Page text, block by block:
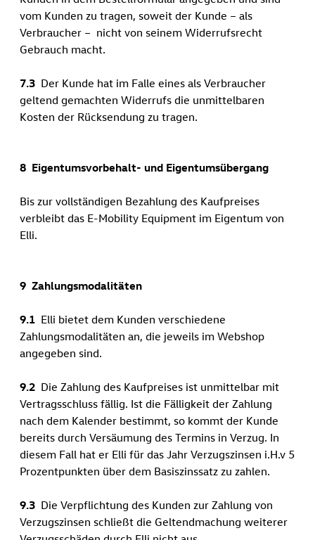
vom Kunden zu tragen, soweit der Kunde – als
Verbraucher – nicht von seinem Widerrufsrecht
Gebrauch macht.
7.3 Der Kunde hat im Falle eines als Verbraucher
geltend gemachten Widerrufs die unmittelbaren
Kosten der Rücksendung zu tragen.
8 Eigentumsvorbehalt- und Eigentumsübergang
Bis zur vollständigen Bezahlung des Kaufpreises
verbleibt das E-Mobility Equipment im Eigentum von
Elli.
9 Zahlungsmodalitäten
9.1 Elli bietet dem Kunden verschiedene
Zahlungsmodalitäten an, die jeweils im Webshop
angegeben sind.
9.2 Die Zahlung des Kaufpreises ist unmittelbar mit
Vertragsschluss fällig. Ist die Fälligkeit der Zahlung
nach dem Kalender bestimmt, so kommt der Kunde
bereits durch Versäumung des Termins in Verzug. In
diesem Fall hat er Elli für das Jahr Verzugszinsen i.H.v 5
Prozentpunkten über dem Basiszinssatz zu zahlen.
9.3 Die Verpflichtung des Kunden zur Zahlung von
Verzugszinsen schließt die Geltendmachung weiterer